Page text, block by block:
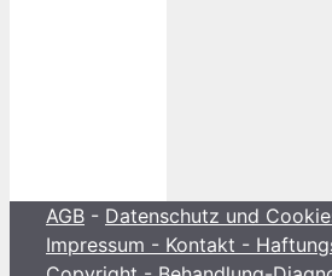
AGB - Datenschutz und
Impressum - Kontakt -